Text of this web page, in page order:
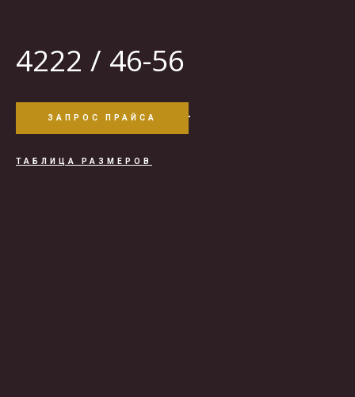
4222 / 46-56
ЗАПРОС ПРАЙСА
ТАБЛИЦА РАЗМЕРОВ